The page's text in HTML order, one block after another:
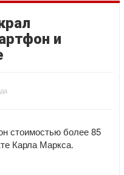
и
стоимостью более 85
Карла Маркса.